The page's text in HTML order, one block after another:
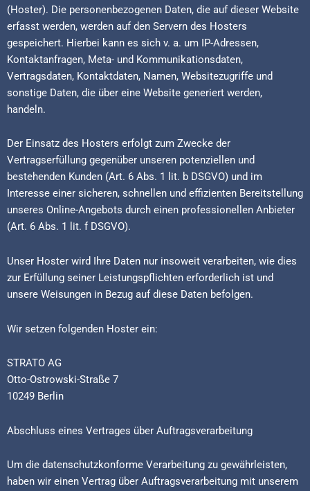
(Hoster). Die personenbezogenen Daten, die auf dieser Website
erfasst werden, werden auf den Servern des Hosters
gespeichert. Hierbei kann es sich v. a. um IP-Adressen,
Kontaktanfragen, Meta- und Kommunikationsdaten,
Vertragsdaten, Kontaktdaten, Namen, Websitezugriffe und
sonstige Daten, die über eine Website generiert werden,
handeln.
Der Einsatz des Hosters erfolgt zum Zwecke der
Vertragserfüllung gegenüber unseren potenziellen und
bestehenden Kunden (Art. 6 Abs. 1 lit. b DSGVO) und im
Interesse einer sicheren, schnellen und effizienten Bereitstellung
unseres Online-Angebots durch einen professionellen Anbieter
(Art. 6 Abs. 1 lit. f DSGVO).
Unser Hoster wird Ihre Daten nur insoweit verarbeiten, wie dies
zur Erfüllung seiner Leistungspflichten erforderlich ist und
unsere Weisungen in Bezug auf diese Daten befolgen.
Wir setzen folgenden Hoster ein:
STRATO AG
Otto-Ostrowski-Straße 7
10249 Berlin
Abschluss eines Vertrages über Auftragsverarbeitung
Um die datenschutzkonforme Verarbeitung zu gewährleisten,
haben wir einen Vertrag über Auftragsverarbeitung mit unserem